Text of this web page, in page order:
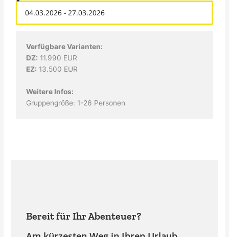
Verfügbare Varianten:
DZ: 11.990 EUR
EZ: 13.500 EUR
Weitere Infos:
Gruppengröße: 1-26 Personen
Bereit für Ihr Abenteuer?